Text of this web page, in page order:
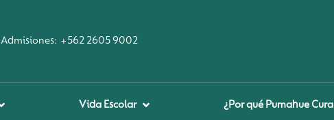
Admisiones: +562 2605 9002
Vida Escolar ¿Por qué Pumahue